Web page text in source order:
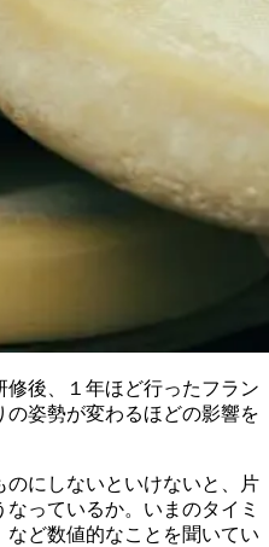
後、１年ほど行ったフラン
姿勢が変わるほどの影響を
のにしないといけないと、片
っているか。いまのタイミ
ど数値的なことを聞いてい